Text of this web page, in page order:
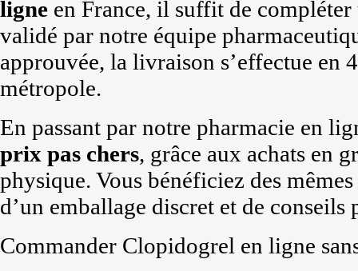
ligne en France, il suffit de
validé par notre équipe
approuvée, la livraison s’effectue en
métropole.
En passant par notre pharmacie en
prix pas chers, grâce aux achats en
physique. Vous bénéficiez des
d’un emballage discret et de conseils
Commander Clopidogrel en ligne